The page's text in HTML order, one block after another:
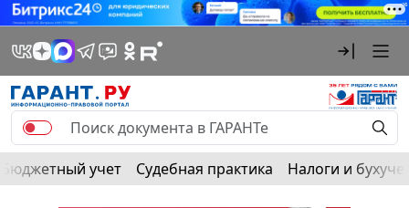
Бюджетный учет Судебная практика Налоги и